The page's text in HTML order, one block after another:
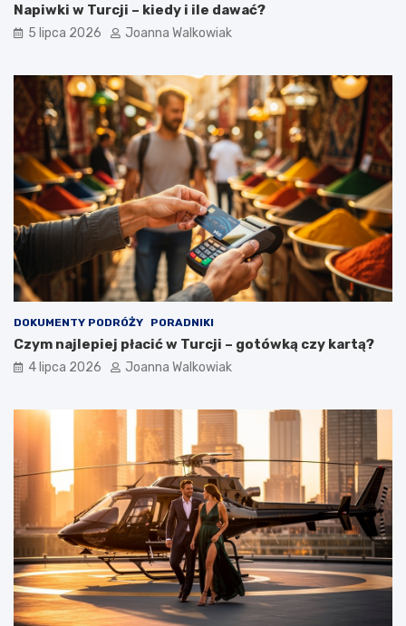
Napiwki w Turcji – kiedy i ile dawać?
5 lipca 2026 Joanna Walkowiak
DOKUMENTY PODRÓŻY PORADNIKI
Czym najlepiej płacić w Turcji – gotówką czy kartą?
4 lipca 2026 Joanna Walkowiak